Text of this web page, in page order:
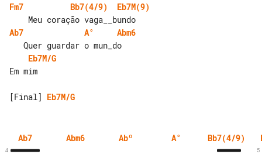
Fm7 Bb7(4/9)
Eb7M(9)
Ab7
A°
Abm6
Eb7M/G
Em mim
[Final] Eb7M/G
Ab7
4
Abm6 Abº A° Bb7(4/9)
5